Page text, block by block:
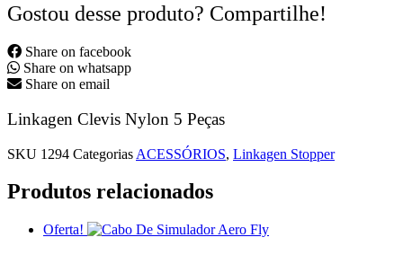
R$ 12,00.R$ 9,00.
Gostou desse produto? Compartilhe!
Share on facebook
Share on whatsapp
Share on email
Linkagen Clevis Nylon 5 Peças
SKU 1294 Categorias ACESSÓRIOS, Linkagen Stopper
Produtos relacionados
Oferta!